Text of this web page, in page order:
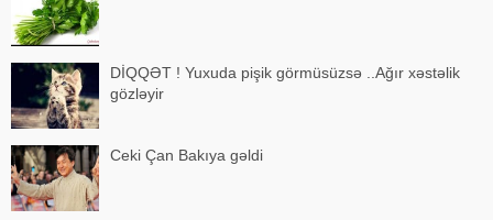
DİQQƏT ! Yuxuda pişik görmüsüzsə ..Ağır xəstəlik
gözləyir
Ceki Çan Bakıya gəldi